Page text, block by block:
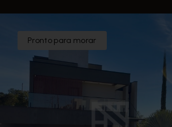
Pronto para morar